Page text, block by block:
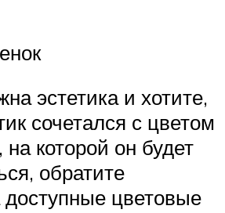
эстетика и хотите,
сочетался с цветом
на которой он будет
обратите
цветовые